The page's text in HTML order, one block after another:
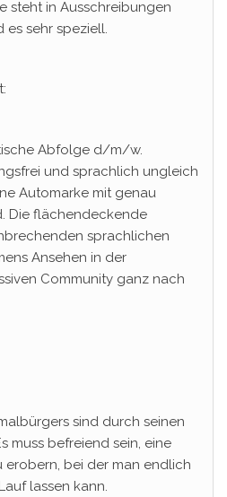
steht in Ausschreibungen
es sehr speziell.
Abfolge d/m/w.
und sprachlich ungleich
Automarke mit genau
Die flächendeckende
sprachlichen
Ansehen in der
Community ganz nach
sind durch seinen
muss befreiend sein, eine
erobern, bei der man endlich
lassen kann.